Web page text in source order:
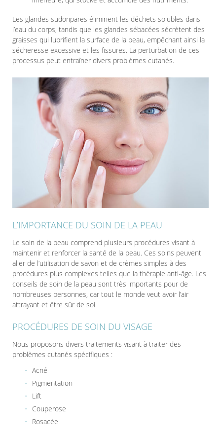
Les glandes sudoripares éliminent les déchets solubles dans
l’eau du corps, tandis que les glandes sébacées sécrètent des
graisses qui lubrifient la surface de la peau, empêchant ainsi la
sécheresse excessive et les fissures. La perturbation de ces
processus peut entraîner divers problèmes cutanés.
L’IMPORTANCE DU SOIN DE LA PEAU
Le soin de la peau comprend plusieurs procédures visant à
maintenir et renforcer la santé de la peau. Ces soins peuvent
aller de l’utilisation de savon et de crèmes simples à des
procédures plus complexes telles que la thérapie anti-âge. Les
conseils de soin de la peau sont très importants pour de
nombreuses personnes, car tout le monde veut avoir l’air
attrayant et être sûr de soi.
PROCÉDURES DE SOIN DU VISAGE
Nous proposons divers traitements visant à traiter des
problèmes cutanés spécifiques :
Acné
Pigmentation
Lift
Couperose
Rosacée